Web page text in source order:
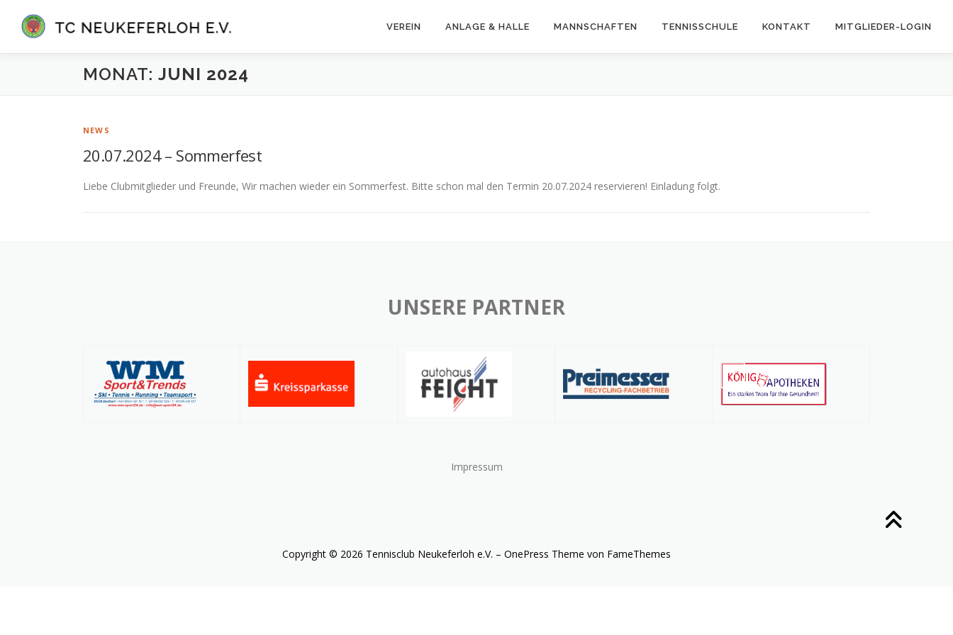
Inhalt
springen
VEREIN ANLAGE & HALLE MANNSCHAFTEN TENNISSCHULE KONTAKT MITGLIEDER-LOGIN
MONAT: JUNI 2024
NEWS
20.07.2024 – Sommerfest
Liebe Clubmitglieder und Freunde, Wir machen wieder ein Sommerfest. Bitte schon mal den Termin 20.07.2024 reservieren! Einladung folgt.
UNSERE PARTNER
Impressum
Copyright © 2026 Tennisclub Neukeferloh e.V. – OnePress Theme von FameThemes